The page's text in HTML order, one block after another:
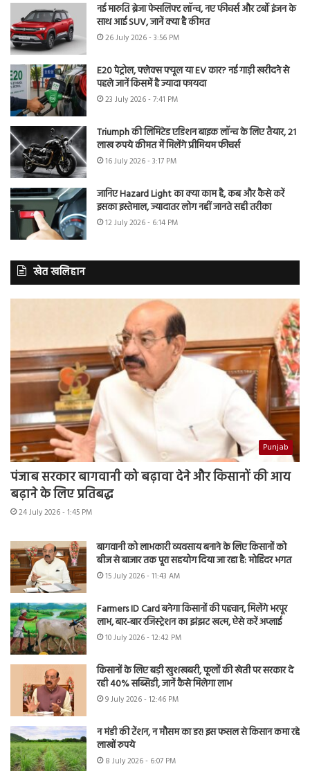
नई मारुति ब्रेजा फेसलिफ्ट लॉन्च, नए फीचर्स और टर्बो इंजन के
साथ आई SUV, जानें क्या है कीमत
26 July 2026 - 3:56 PM
E20 पेट्रोल, फ्लेक्स फ्यूल या EV कार? नई गाड़ी खरीदने से
पहले जानें किसमें है ज्यादा फायदा
23 July 2026 - 7:41 PM
Triumph की लिमिटेड एडिशन बाइक लॉन्च के लिए तैयार, 21
लाख रुपये कीमत में मिलेंगे प्रीमियम फीचर्स
16 July 2026 - 3:17 PM
जानिए Hazard Light का क्या काम है, कब और कैसे करें
इसका इस्तेमाल, ज्यादातर लोग नहीं जानते सही तरीका
12 July 2026 - 6:14 PM
खेत खलिहान
Punjab
पंजाब सरकार बागवानी को बढ़ावा देने और किसानों की आय
बढ़ाने के लिए प्रतिबद्ध
24 July 2026 - 1:45 PM
बागवानी को लाभकारी व्यवसाय बनाने के लिए किसानों को
बीज से बाजार तक पूरा सहयोग दिया जा रहा है: मोहिंदर भगत
15 July 2026 - 11:43 AM
Farmers ID Card बनेगा किसानों की पहचान, मिलेंगे भरपूर
लाभ, बार-बार रजिस्ट्रेशन का झंझट खत्म, ऐसे करें अप्लाई
10 July 2026 - 12:42 PM
किसानों के लिए बड़ी खुशखबरी, फूलों की खेती पर सरकार दे
रही 40% सब्सिडी, जानें कैसे मिलेगा लाभ
9 July 2026 - 12:46 PM
न मंडी की टेंशन, न मौसम का डर! इस फसल से किसान कमा रहे
लाखों रुपये
8 July 2026 - 6:07 PM